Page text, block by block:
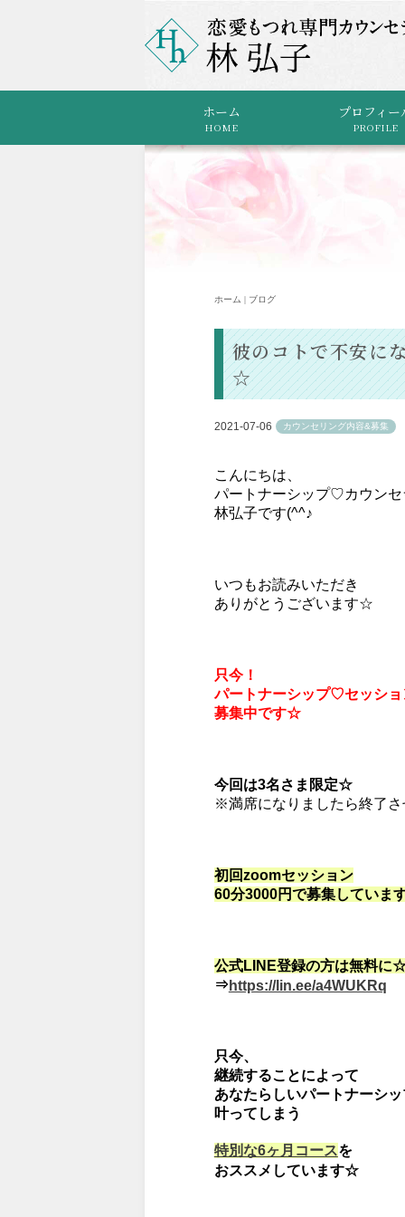
ホーム
HOME
プロフィー
PROFILE
ホーム | ブログ
彼のコトで不安に
☆
2021-07-06 カウンセリング内容&募集
こんにちは、
パートナーシップ♡カウンセ
林弘子です(^^♪
いつもお読みいただき
ありがとうございます☆
只今！
パートナーシップ♡セッショ
募集中です☆
今回は3名さま限定☆
※満席になりましたら終了
初回zoomセッション
60分3000円で募集していま
公式LINE登録の方は無料に
⇒https://lin.ee/a4WUKRq
只今、
継続することによって
あなたらしいパートナーシ
叶ってしまう
特別な6ヶ月コースを
おススメしています☆